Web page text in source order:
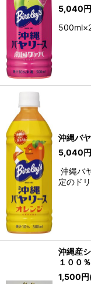
5,040 円
沖縄バ
5,040円
沖縄バ
定のド
沖縄産
１００％
1,500 円